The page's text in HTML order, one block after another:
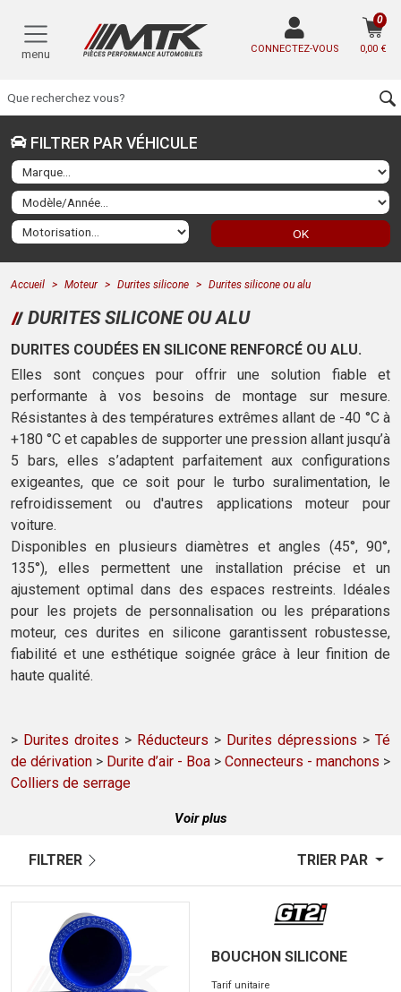
menu CONNECTEZ-VOUS 0,00 €
0
FILTRER PAR VÉHICULE
OK
Accueil Moteur Durites silicone Durites silicone ou alu
DURITES SILICONE OU ALU
DURITES COUDÉES EN SILICONE RENFORCÉ OU ALU.
Elles sont conçues pour offrir une solution fiable et
performante à vos besoins de montage sur mesure.
Résistantes à des températures extrêmes allant de -40 °C à
+180 °C et capables de supporter une pression allant jusqu’à
5 bars, elles s’adaptent parfaitement aux configurations
exigeantes, que ce soit pour le turbo suralimentation, le
refroidissement ou d'autres applications moteur pour
voiture.
Disponibles en plusieurs diamètres et angles (45°, 90°,
135°), elles permettent une installation précise et un
ajustement optimal dans des espaces restreints. Idéales
pour les projets de personnalisation ou les préparations
moteur, ces durites en silicone garantissent robustesse,
fiabilité et une esthétique soignée grâce à leur finition de
haute qualité.
> Durites droites > Réducteurs > Durites dépressions > Té
de dérivation > Durite d’air - Boa > Connecteurs - manchons >
Colliers de serrage
Voir plus
FILTRER TRIER PAR
BOUCHON SILICONE
Tarif unitaire